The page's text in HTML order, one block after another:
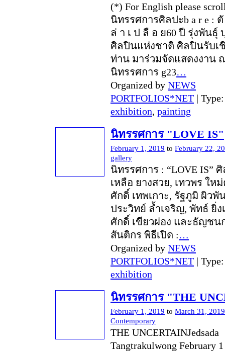
(*) For English please
นิทรรศการศิลปะb a r e : ตั
ล่ า เ ป ลื อ ย60 ปี รุ่งพันธุ์
ศิลปินแห่งชาติ ศิลปินรับเ
ท่าน มาร่วมจัดแสดงงาน
นิทรรศการ g23…
Organized by NEWS
PORTFOLIOS*NET |
exhibition, painting
นิทรรศการ "LOVE IS"
February 1, 2019 to February 22,
gallery
นิทรรศการ : “LOVE IS”
เหลือ ยางสวย, เทวพร ให
ศักดิ์ เทพเกาะ, รัฐภูมิ ผิวพั
ประวิทย์ ล้ำเจริญ, พัทธ์ ยิ่ง
ศักดิ์ เขียวผ่อง และธัญชน
สันติกร พิธีเปิด :…
Organized by NEWS
PORTFOLIOS*NET |
exhibition
นิทรรศการ "THE
February 1, 2019 to March 31, 2019
Contemporary
THE UNCERTAINJedsada
Tangtrakulwong February